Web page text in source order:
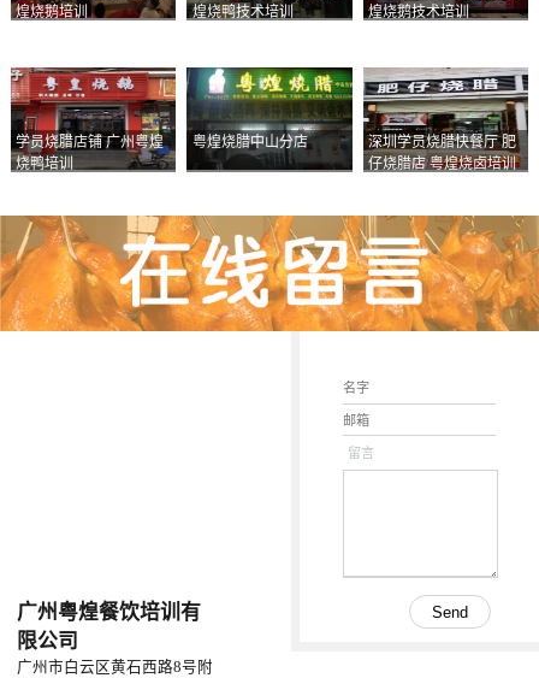
煌烧鹅培训
煌烧鸭技术培训
煌烧鹅技术培训
学员烧腊店铺 广州粤煌
烧鸭培训
粤煌烧腊中山分店
深圳学员烧腊快餐厅 肥
仔烧腊店 粤煌烧卤培训
广州粤煌餐饮培训有
限公司
广州市白云区黄石西路8号附
留言